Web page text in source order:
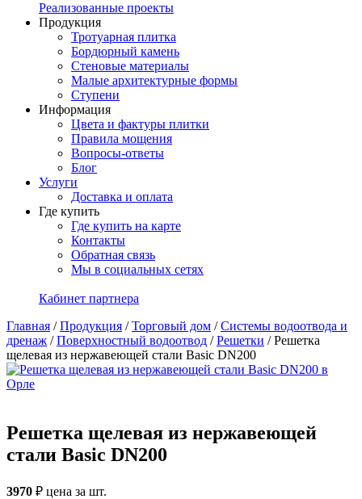
Реализованные проекты
Продукция
Тротуарная плитка
Бордюрный камень
Стеновые материалы
Малые архитектурные формы
Ступени
Информация
Цвета и фактуры плитки
Правила мощения
Вопросы-ответы
Блог
Услуги
Доставка и оплата
Где купить
Где купить на карте
Контакты
Обратная связь
Мы в социальных сетях
Кабинет партнера
Главная /Продукция /Торговый дом /Системы водоотвода и
дренаж /Поверхностный водоотвод /Решетки /Решетка
щелевая из нержавеющей стали Basic DN200
Решетка щелевая из нержавеющей
стали Basic DN200
3970 ₽ цена за шт.